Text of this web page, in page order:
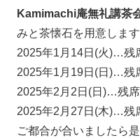
Kamimachi庵無礼講茶
みと茶懐石を用意します
2025年1月14日(火)…残
2025年1月19日(日)…残
2025年2月2日(日)…残
2025年2月27日(木)…残
ご都合が合いましたら